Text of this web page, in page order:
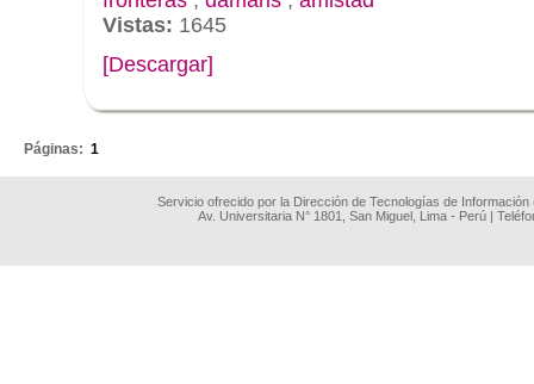
Vistas: 1645
[Descargar]
Páginas: 1
Servicio ofrecido por la Dirección de Tecnologías de
Av. Universitaria N° 1801, San Miguel, Lima - Perú |